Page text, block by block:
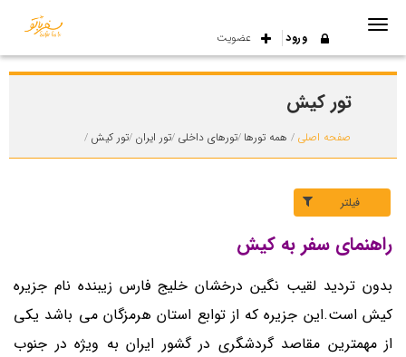
ورود عضویت
تور کیش
صفحه اصلی همه تورها تورهای داخلی تور ایران تور کیش
فیلتر
راهنمای سفر به کیش
بدون تردید لقیب نگین درخشان خلیج فارس زیبنده نام جزیره
کیش است.این جزیره که از توابع استان هرمزگان می باشد یکی
از مهمترین مقاصد گردشگری در گشور ایران به ویژه در جنوب